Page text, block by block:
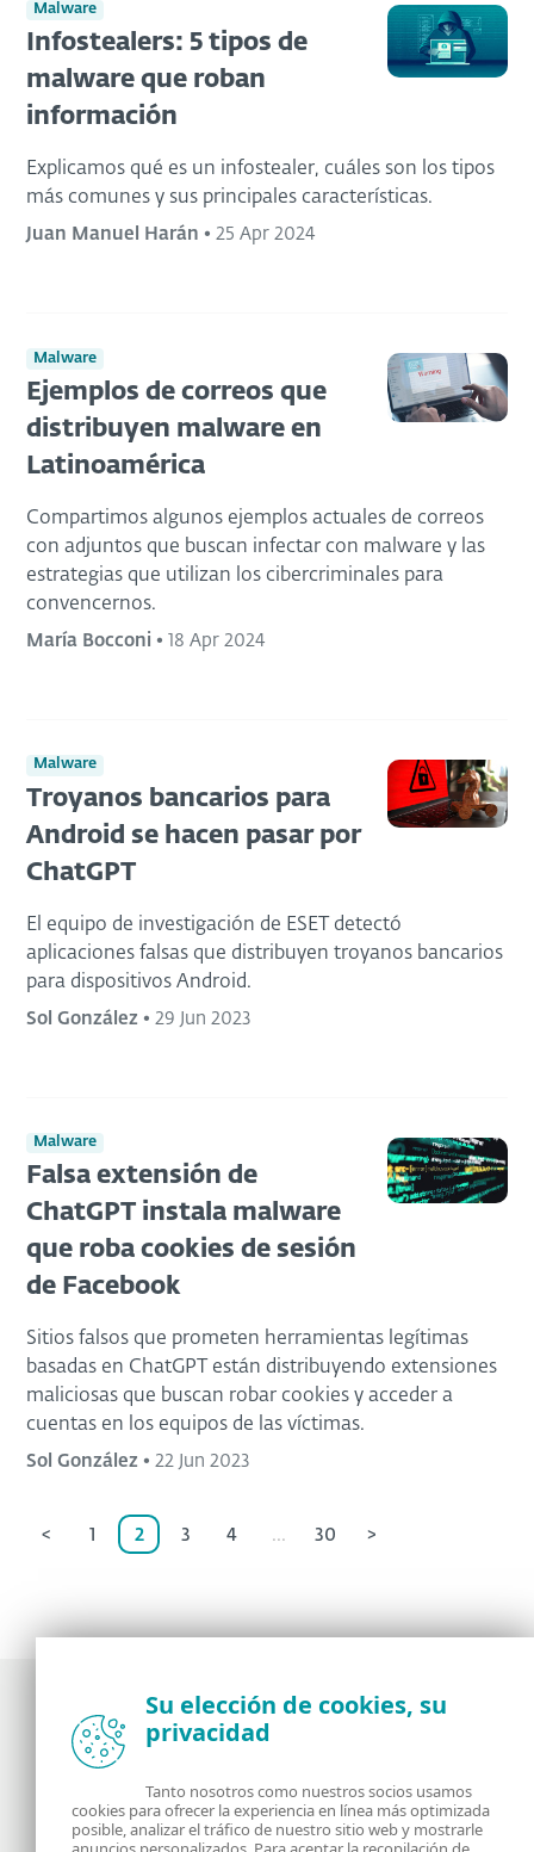
Malware
Infostealers: 5 tipos de
malware que roban
información
Explicamos qué es un infostealer, cuáles son los tipos
más comunes y sus principales características.
Juan Manuel Harán • 25 Apr 2024
Malware
Ejemplos de correos que
distribuyen malware en
Latinoamérica
Compartimos algunos ejemplos actuales de correos
con adjuntos que buscan infectar con malware y las
estrategias que utilizan los cibercriminales para
convencernos.
María Bocconi • 18 Apr 2024
Malware
Troyanos bancarios para
Android se hacen pasar por
ChatGPT
El equipo de investigación de ESET detectó
aplicaciones falsas que distribuyen troyanos bancarios
para dispositivos Android.
Sol González • 29 Jun 2023
Malware
Falsa extensión de
ChatGPT instala malware
que roba cookies de sesión
de Facebook
Sitios falsos que prometen herramientas legítimas
basadas en ChatGPT están distribuyendo extensiones
maliciosas que buscan robar cookies y acceder a
cuentas en los equipos de las víctimas.
Sol González • 22 Jun 2023
< 1 2 3 4 ... 30 >
Noticias, opiniones y análisis de la comunidad de
seguridad de ESET
Acerca de RSS Feed
Su elección de cookies, su
privacidad
Tanto nosotros como nuestros socios usamos
cookies para ofrecer la experiencia en línea más optimizada
posible, analizar el tráfico de nuestro sitio web y mostrarle